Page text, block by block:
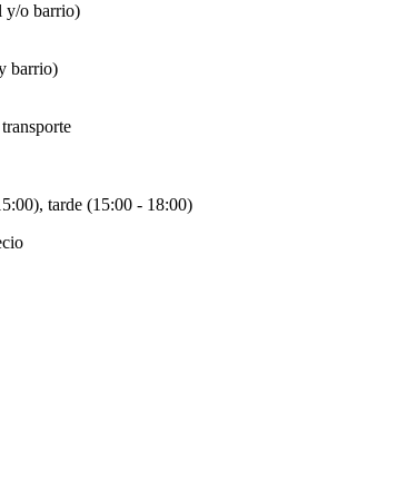
y/o barrio)
barrio)
tarde (15:00 - 18:00)